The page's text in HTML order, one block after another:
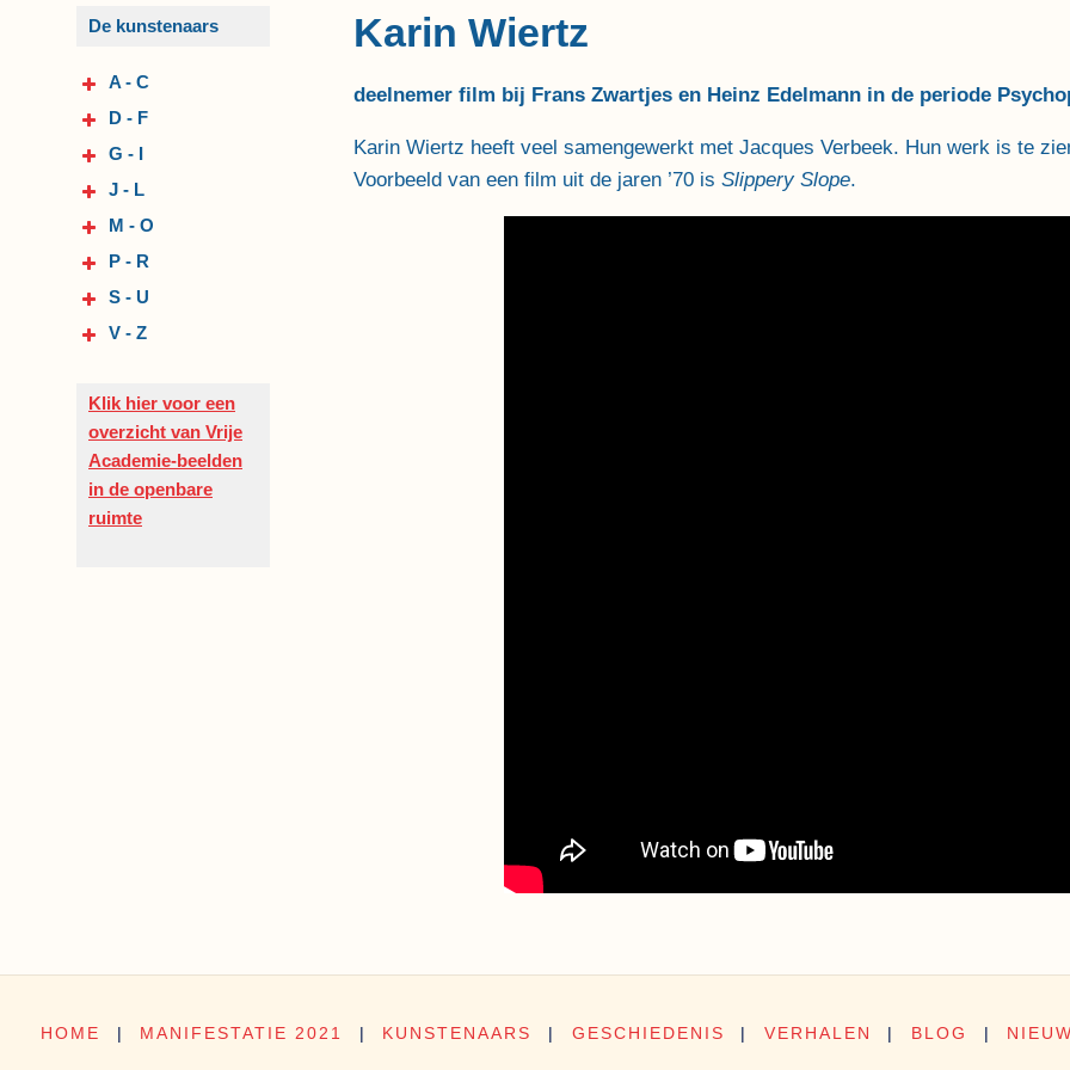
Karin Wiertz
deelnemer film bij Frans Zwartjes en Heinz Edelmann in de periode
Karin Wiertz heeft veel samengewerkt met Jacques Verbeek. Hun werk is te
Voorbeeld van een film uit de jaren ’70 is Slippery Slope.
De kunstenaars
A - C
D - F
G - I
J - L
M - O
P - R
S - U
V - Z
Klik hier voor een
overzicht van Vrije
Academie-beelden
in de openbare
ruimte
HOME MANIFESTATIE 2021 KUNSTENAARS GESCHIEDENIS VERHALEN BLOG